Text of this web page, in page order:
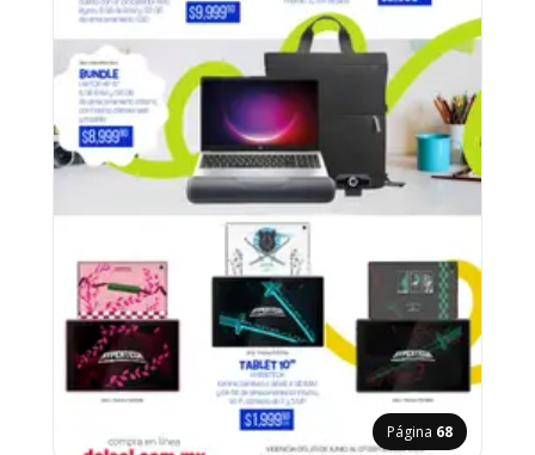
Página 68